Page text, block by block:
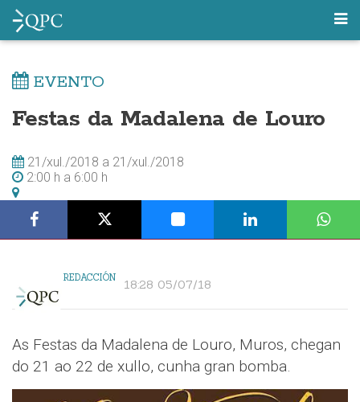
EVENTO
Festas da Madalena de Louro
21/xul./2018 a 21/xul./2018
2:00 h a 6:00 h
REDACCIÓN 18:28 05/07/18
As Festas da Madalena de Louro, Muros, chegan
do 21 ao 22 de xullo, cunha gran bomba.